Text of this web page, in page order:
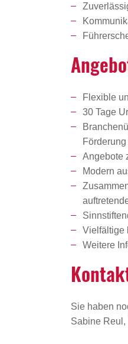
Flexible
30 Tage
Angebote
Modern
Vielfältige
Weitere
Sie haben
Sabine Reul,